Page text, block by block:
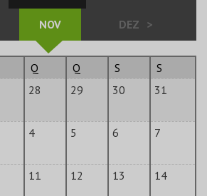
NOV DEZ >
Q Q S
S
28 29 30 31
4 5 6 7
11 12 13 14